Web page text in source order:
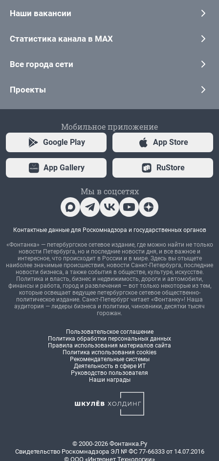
Наши вакансии
Статистика канала в MAX
Все города сети
Проекты
Мобильное приложение
Google Play App Store
App Gallery RuStore
Мы в соцсетях
Контактные данные для Роскомнадзора и государственных органов
«Фонтанка» — петербургское сетевое издание, где можно найти не только
новости Петербурга, но и последние новости дня, и все важное и
интересное, что происходит в России и в мире. Здесь вы отыщете
наиболее значимые происшествия, новости Санкт-Петербурга, последние
новости бизнеса, а также события в обществе, культуре, искусстве.
Политика и власть, бизнес и недвижимость, дороги и автомобили,
финансы и работа, город и развлечения — вот только некоторые из тем,
которые освещает ведущее петербургское сетевое общественно-
политическое издание. Санкт-Петербург читает «Фонтанку»! Наша
аудитория — лидеры бизнеса и политики, чиновники, десятки тысяч
горожан.
Пользовательское соглашение
Политика обработки персональных данных
Правила использования материалов сайта
Политика использования cookies
Рекомендательные системы
Деятельность в сфере ИТ
Руководство пользователя
Наши награды
© 2000-2026 Фонтанка.Ру
Свидетельство Роскомнадзора ЭЛ № ФС 77-66333 от 14.07.2016
© ООО «Интернет Технологии»